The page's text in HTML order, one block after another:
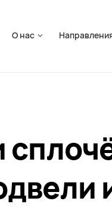
О нас